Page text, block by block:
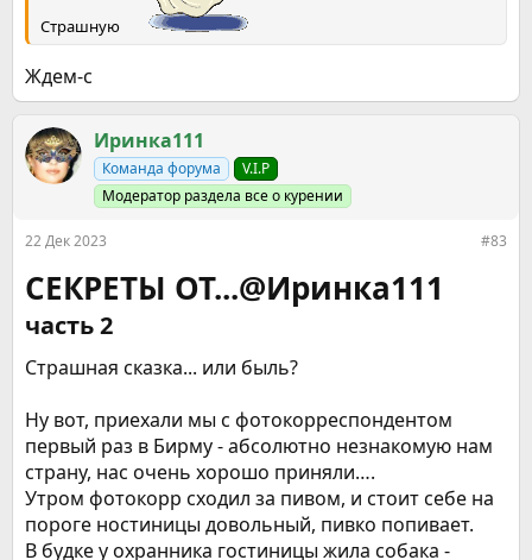
Страшную
Ждем-с
Иринка111
Команда форума
V.I.P
Модератор раздела все о курении
22 Дек 2023 #83
СЕКРЕТЫ ОТ...@Иринка111
часть 2​
Страшная сказка... или быль?
Ну вот, приехали мы с фотокорреспондентом
первый раз в Бирму - абсолютно незнакомую нам
страну, нас очень хорошо приняли….
Утром фотокорр сходил за пивом, и стоит себе на
пороге ностиницы довольный, пивко попивает.
В будке у охранника гостиницы жила собака -